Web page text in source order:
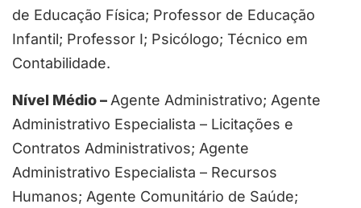
de Educação Física; Professor de Educação
Infantil; Professor I; Psicólogo; Técnico em
Contabilidade.
Nível Médio – Agente Administrativo; Agente
Administrativo Especialista – Licitações e
Contratos Administrativos; Agente
Administrativo Especialista – Recursos
Humanos; Agente Comunitário de Saúde;